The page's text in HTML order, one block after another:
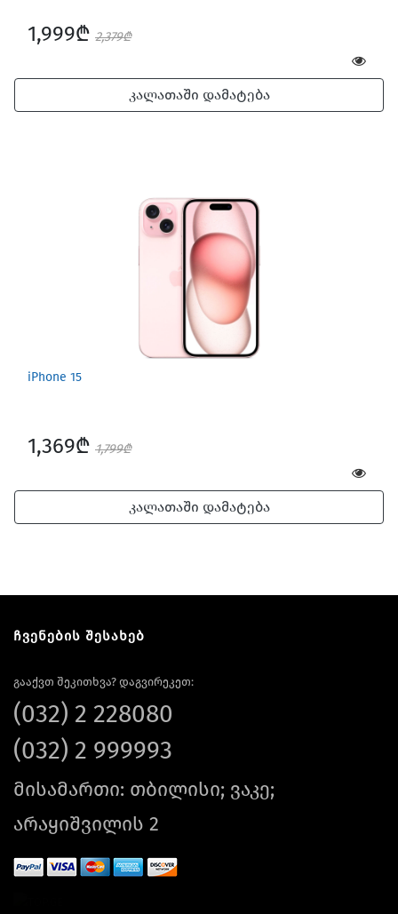
1,999₾ 2,379₾
კალათაში დამატება
iPhone 15
1,369₾ 1,799₾
კალათაში დამატება
ჩვენების შესახებ
გააქვთ შეკითხვა? დაგვირეკეთ:
(032) 2 228080
(032) 2 999993
მისამართი: თბილისი; ვაკე;
არაყიშვილის 2